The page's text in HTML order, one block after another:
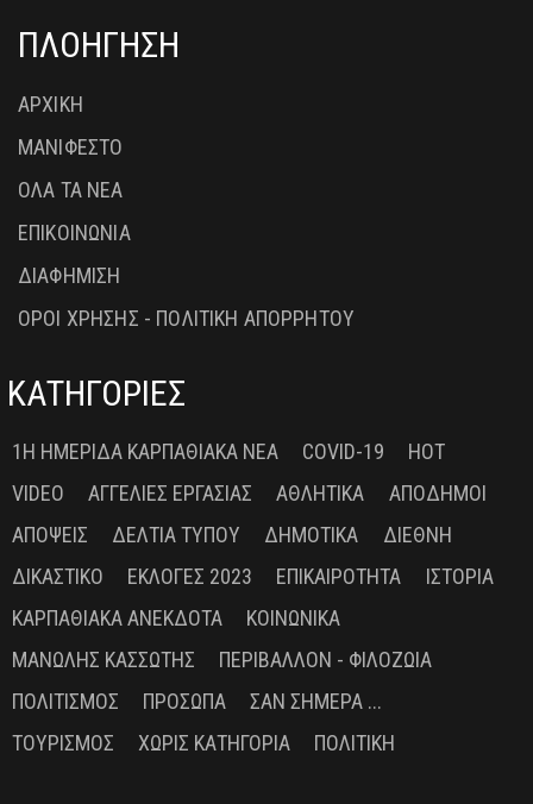
ΠΛΟΗΓΗΣΗ
ΑΡΧΙΚΗ
ΜΑΝΙΦΕΣΤΟ
ΟΛΑ ΤΑ ΝΕΑ
ΕΠΙΚΟΙΝΩΝΙΑ
ΔΙΑΦΗΜΙΣΗ
ΟΡΟΙ ΧΡΗΣΗΣ - ΠΟΛΙΤΙΚΗ ΑΠΟΡΡΗΤΟΥ
ΚΑΤΗΓΟΡΙΕΣ
1Η ΗΜΕΡΊΔΑ ΚΑΡΠΑΘΙΑΚΆ ΝΈΑ COVID-19
HOT
VIDEO
ΑΓΓΕΛΊΕΣ ΕΡΓΑΣΊΑΣ ΑΘΛΗΤΙΚΆ
ΑΠΌΔΗΜΟΙ
ΑΠΌΨΕΙΣ
ΔΕΛΤΊΑ ΤΎΠΟΥ ΔΗΜΟΤΙΚΆ
ΔΙΕΘΝΉ
ΔΙΚΑΣΤΙΚΌ
ΕΚΛΟΓΈΣ 2023 ΕΠΙΚΑΙΡΌΤΗΤΑ
ΙΣΤΟΡΊΑ
ΚΑΡΠΑΘΙΑΚΆ ΑΝΈΚΔΟΤΑ
ΚΟΙΝΩΝΙΚΆ
ΜΑΝΏΛΗΣ ΚΑΣΣΏΤΗΣ
ΠΕΡΙΒΆΛΛΟΝ - ΦΙΛΟΖΩΊΑ
ΠΟΛΙΤΙΣΜΌΣ
ΠΡΌΣΩΠΑ
ΣΑΝ ΣΉΜΕΡΑ ...
ΤΟΥΡΙΣΜΌΣ
ΧΩΡΊΣ ΚΑΤΗΓΟΡΊΑ ΠΟΛΙΤΙΚΉ